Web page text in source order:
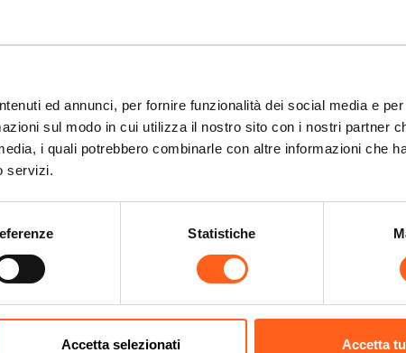
ed annunci, per fornire funzionalità dei social media e
sul modo in cui utilizza il nostro sito con i nostri partner
i quali potrebbero combinarle con altre informazioni che
servizi.
Statistiche
Accetta selezionati Accetta